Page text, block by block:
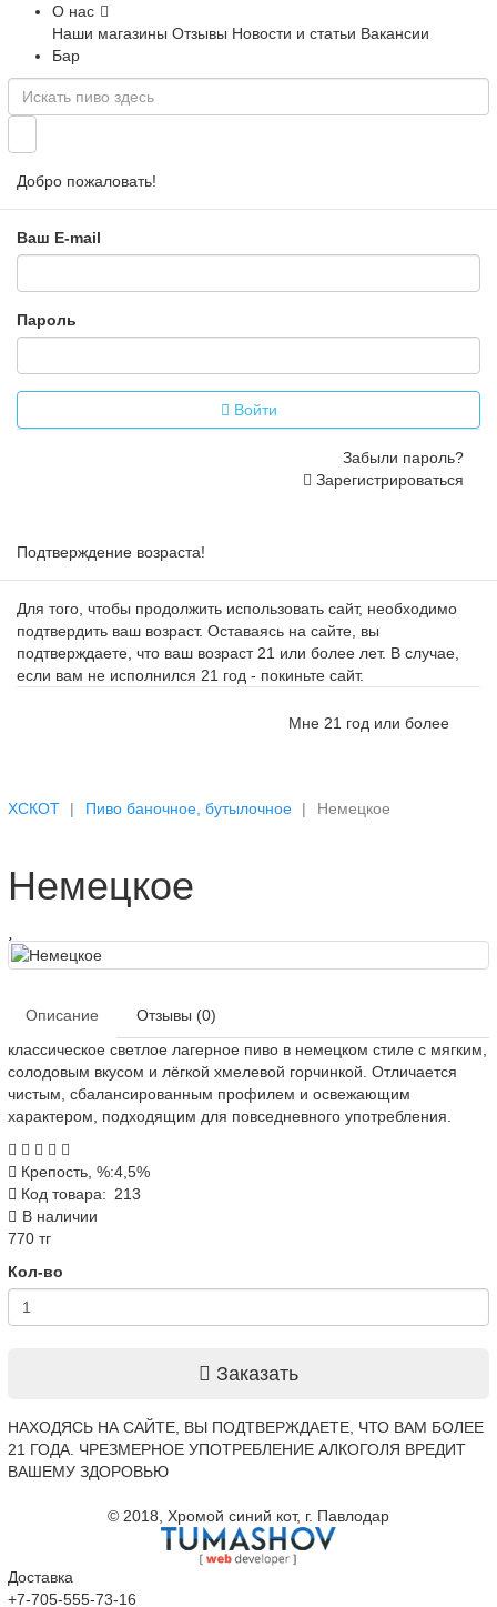
О нас
Наши магазины Отзывы Новости и статьи Вакансии
Бар
Добро пожаловать!
Ваш E-mail
Пароль
Войти
Забыли пароль?
Зарегистрироваться
Подтверждение возраста!
Для того, чтобы продолжить использовать сайт, необходимо
подтвердить ваш возраст. Оставаясь на сайте, вы
подтверждаете, что ваш возраст 21 или более лет. В случае,
если вам не исполнился 21 год - покиньте сайт.
Мне 21 год или более
ХСКОТ Пиво баночное, бутылочное Немецкое
Немецкое
Описание
Отзывы (0)
классическое светлое лагерное пиво в немецком стиле с мягким,
солодовым вкусом и лёгкой хмелевой горчинкой. Отличается
чистым, сбалансированным профилем и освежающим
характером, подходящим для повседневного употребления.
Крепость, %:4,5%
Код товара: 213
В наличии
770 тг
Кол-во
Заказать
НАХОДЯСЬ НА САЙТЕ, ВЫ ПОДТВЕРЖДАЕТЕ, ЧТО ВАМ БОЛЕЕ
21 ГОДА. ЧРЕЗМЕРНОЕ УПОТРЕБЛЕНИЕ АЛКОГОЛЯ ВРЕДИТ
ВАШЕМУ ЗДОРОВЬЮ
© 2018, Хромой синий кот, г. Павлодар
Доставка
+7-705-555-73-16